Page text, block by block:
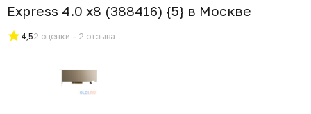
Express 4.0 x8 (388416) {5} в Москвe
4,52 оценки - 2 отзыва